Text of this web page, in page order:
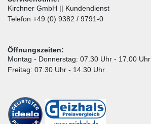
Kirchner GmbH || Kundendienst
Telefon +49 (0) 9382 / 9791-0
Öffnungszeiten:
Montag - Donnerstag: 07.30 Uhr - 17.00 Uhr
Freitag: 07.30 Uhr - 14.30 Uhr